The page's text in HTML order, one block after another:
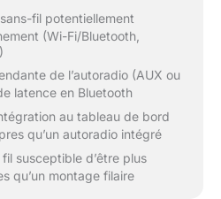
fil potentiellement
(Wi-Fi/Bluetooth,
de l’autoradio (AUX ou
latence en Bluetooth
au tableau de bord
qu’un autoradio intégré
susceptible d’être plus
qu’un montage filaire